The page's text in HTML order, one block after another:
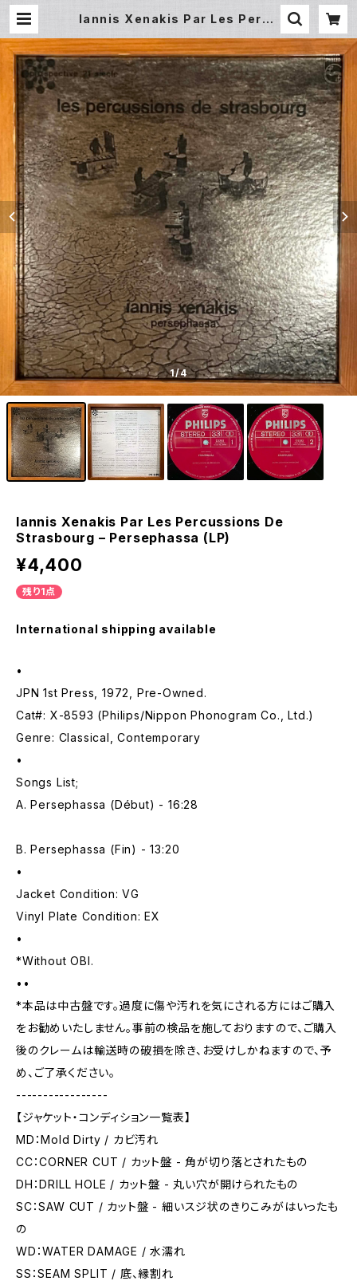
Iannis Xenakis Par Les Percu
phassa (LP) | Underground Ga
llery Record Store
1/4
Iannis Xenakis Par Les Percussions De
Strasbourg – Persephassa (LP)
¥4,400
残り1点
International shipping available
•
JPN 1st Press, 1972, Pre-Owned.
Cat#: X-8593 (Philips/Nippon Phonogram Co., Ltd.)
Genre: Classical, Contemporary
•
Songs List;
A. Persephassa (Début) - 16:28
B. Persephassa (Fin) - 13:20
•
Jacket Condition: VG
Vinyl Plate Condition: EX
•
*Without OBI.
••
*本品は中古盤です。過度に傷や汚れを気にされる方にはご購入
をお勧めいたしません。事前の検品を施しておりますので、ご購入
後のクレームは輸送時の破損を除き、お受けしかねますので、予
め、ご了承ください。
-----------------
【ジャケット・コンディション一覧表】
MD：Mold Dirty / カビ汚れ
CC：CORNER CUT / カット盤 - 角が切り落とされたもの
DH：DRILL HOLE / カット盤 - 丸い穴が開けられたもの
SC：SAW CUT / カット盤 - 細いスジ状のきりこみがはいったも
の
WD：WATER DAMAGE / 水濡れ
SS：SEAM SPLIT / 底、縁割れ